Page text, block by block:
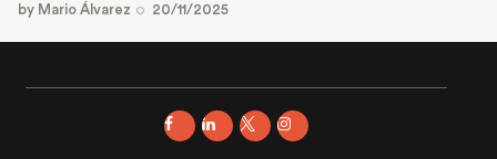
by Mario Álvarez 20/11/2025